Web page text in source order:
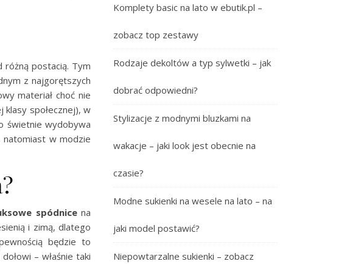
postacią. Tym
z najgorętszych
materiał choć nie
klasy społecznej), w
świetnie wydobywa
natomiast w modzie
spódnicena
i zimą, dlatego
będzie to
– właśnie taki
Komplety basic na lato w ebutik.pl –
zobacz top zestawy
Rodzaje dekoltów a typ sylwetki – jak
dobrać odpowiedni?
Stylizacje z modnymi bluzkami na
wakacje – jaki look jest obecnie na
czasie?
Modne sukienki na wesele na lato – na
jaki model postawić?
Niepowtarzalne sukienki – zobacz